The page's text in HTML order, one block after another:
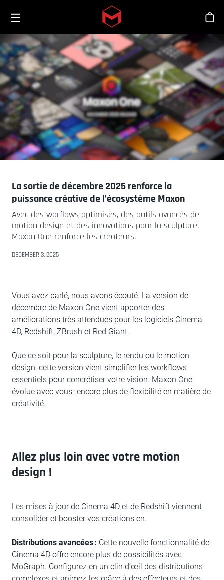
Skip to main content
La sortie de décembre 2025 renforce la
puissance créative de l’écosystème Maxon
Avec des worflows optimisés, des outils avancés de
motion design et des innovations pour la sculpture,
Maxon One renforce les créateurs.
DECEMBER 3, 2025
Vous avez parlé, nous avons écouté. La version de
décembre de Maxon One vient apporter des
améliorations très attendues pour les logiciels Cinema
4D, Redshift, ZBrush et Red Giant.
Que ce soit pour la sculpture, le rendu ou le motion
design, cette version vient simplifier les workflows
essentiels pour concrétiser votre vision. Maxon One
évolue avec vous : encore plus de flexibilité en matière de
créativité.
Allez plus loin avec votre motion
design !
Les mises à jour de Cinema 4D et de Redshift viennent
consolider et booster vos créations en.
Distributions avancées : Cette nouvelle fonctionnalité de
Cinema 4D offre encore plus de possibilités avec
MoGraph. Configurez en un clin d’œil des distributions